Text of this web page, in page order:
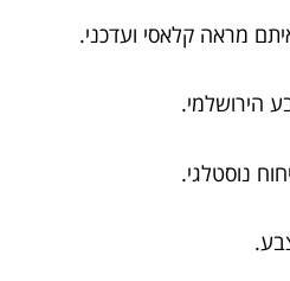
מראה קלאסי ועדכני.
הירושלמי.
נוסטלגי.